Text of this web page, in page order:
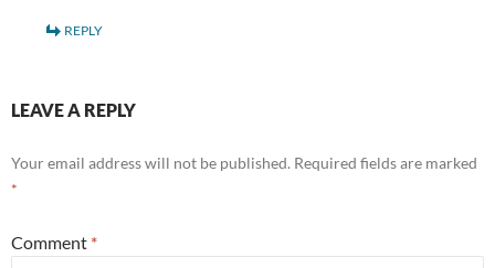
REPLY
LEAVE A REPLY
Your email address will not be published. Required fields are marked
*
Comment *